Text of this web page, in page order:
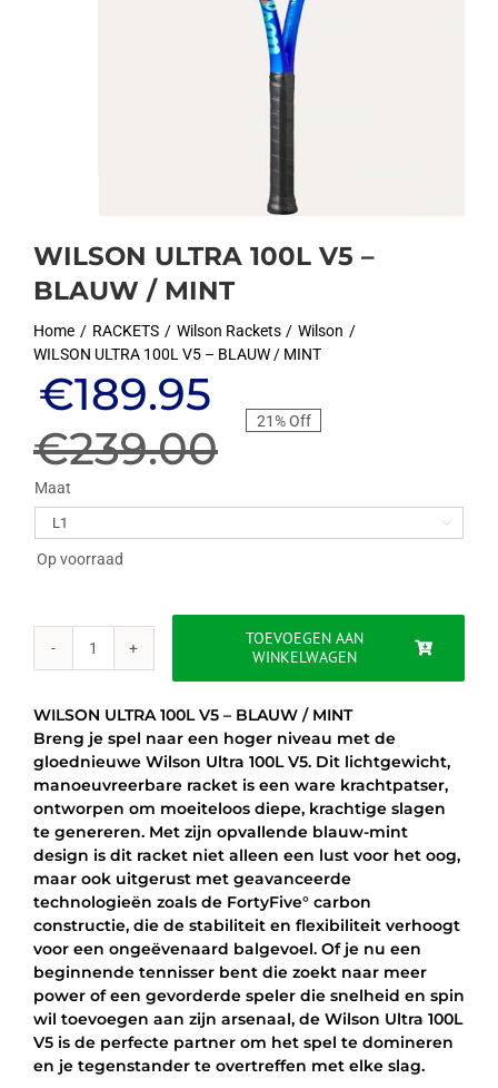
WILSON ULTRA 100L V5 –
BLAUW / MINT
Home RACKETS Wilson Rackets
Wilson
WILSON ULTRA 100L V5 – BLAUW / MINT
€239.00
Oorspronkelijke
prijs
was:
€239.00.
€189.95
Huidige
prijs
is:
€189.95.
21% Off
Maat

Op voorraad
WILSON
V5
-
MINT
aantal
TOEVOEGEN AAN
WINKELWAGEN
WILSON ULTRA 100L V5 – BLAUW / MINT
Breng je spel naar een hoger niveau met de
gloednieuwe Wilson Ultra 100L V5. Dit lichtgewicht,
manoeuvreerbare racket is een ware krachtpatser,
ontworpen om moeiteloos diepe, krachtige slagen
te genereren. Met zijn opvallende blauw-mint
design is dit racket niet alleen een lust voor het oog,
maar ook uitgerust met geavanceerde
technologieën zoals de FortyFive° carbon
constructie, die de stabiliteit en flexibiliteit verhoogt
voor een ongeëvenaard balgevoel. Of je nu een
beginnende tennisser bent die zoekt naar meer
power of een gevorderde speler die snelheid en spin
wil toevoegen aan zijn arsenaal, de Wilson Ultra 100L
V5 is de perfecte partner om het spel te domineren
en je tegenstander te overtreffen met elke slag.